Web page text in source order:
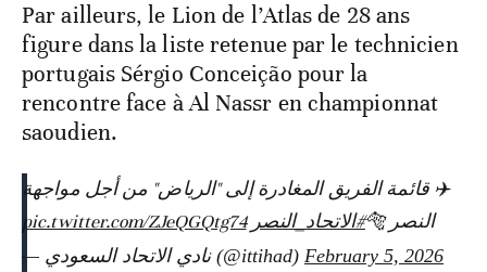
Par ailleurs, le Lion de l’Atlas de 28 ans
figure dans la liste retenue par le technicien
portugais Sérgio Conceição pour la
rencontre face à Al Nassr en championnat
saoudien.
✈️ قائمة الفريق المغادرة إلى "الرياض" من أجل مواجهة
النصر 🐅#الاتحاد_النصر pic.twitter.com/ZJeQGQtg74
— نادي الاتحاد السعودي (@ittihad) February 5, 2026